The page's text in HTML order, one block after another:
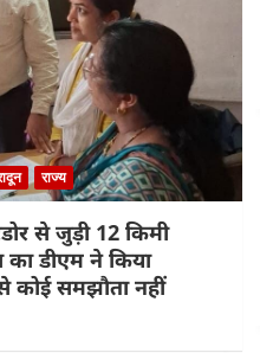
राज्य
से जुड़ी 12 किमी
का डीएम ने किया
कोई समझौता नहीं